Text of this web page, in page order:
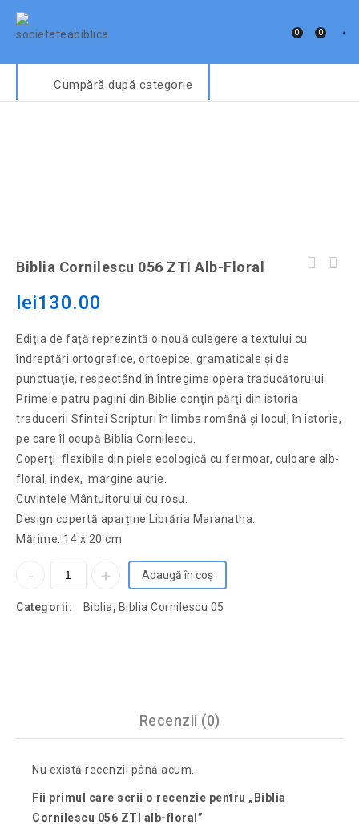
0 0
Cumpără după categorie
Biblia Cornilescu 056 ZTI Alb-Floral
lei130.00
Ediţia de faţă reprezintă o nouă culegere a textului cu
îndreptări ortografice, ortoepice, gramaticale şi de
punctuaţie, respectând în întregime opera traducătorului.
Primele patru pagini din Biblie conţin părţi din istoria
traducerii Sfintei Scripturi în limba română şi locul, în istorie,
pe care îl ocupă Biblia Cornilescu.
Coperţi flexibile din piele ecologică cu fermoar, culoare alb-
floral, index, margine aurie.
Cuvintele Mântuitorului cu roşu.
Design copertă aparține Librăria Maranatha.
Mărime: 14 x 20 cm
Adaugă în coș
Categorii: Biblia, Biblia Cornilescu 05
Recenzii (0)
Nu există recenzii până acum.
Fii primul care scrii o recenzie pentru „Biblia
Cornilescu 056 ZTI alb-floral”